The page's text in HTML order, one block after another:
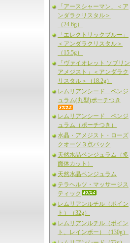
「アースシャーマン」＜ア
ンダラクリスタル＞
（24.6g）
「エレクトリックブルー」
＜アンダラクリスタル＞
（15.5g）
「ヴァイオレット ソブリン
アメジスト」＜アンダラク
リスタル＞（18.2g）
レムリアンシード ペンジ
ュラム(丸型)ポーチつき
レムリアンシード ペンジ
ュラム（ポーチつき）
水晶・アメジスト・ローズ
クオーツ３点パック
天然水晶ペンジュラム（多
面体カット）
天然水晶ペンジュラム
テラヘルツ・マッサージス
ティック
レムリアンルチル（ポイン
ト）（32g）
レムリアンルチル（ポイン
ト、レインボー）（130g）